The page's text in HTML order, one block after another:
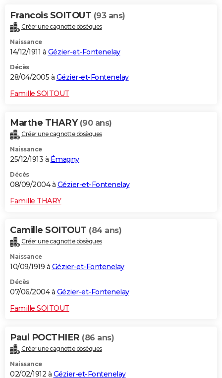
Francois SOITOUT (93 ans)
Créer une cagnotte obsèques
Naissance
14/12/1911 à Gézier-et-Fontenelay
Décès
28/04/2005 à Gézier-et-Fontenelay
Famille SOITOUT
Marthe THARY (90 ans)
Créer une cagnotte obsèques
Naissance
25/12/1913 à Émagny
Décès
08/09/2004 à Gézier-et-Fontenelay
Famille THARY
Camille SOITOUT (84 ans)
Créer une cagnotte obsèques
Naissance
10/09/1919 à Gézier-et-Fontenelay
Décès
07/06/2004 à Gézier-et-Fontenelay
Famille SOITOUT
Paul POCTHIER (86 ans)
Créer une cagnotte obsèques
Naissance
02/02/1912 à Gézier-et-Fontenelay